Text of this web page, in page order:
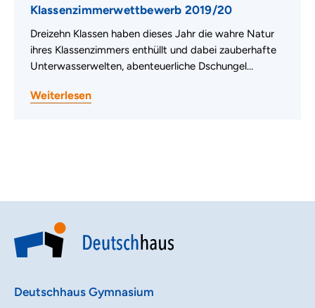
Klassenzimmerwettbewerb 2019/20
Dreizehn Klassen haben dieses Jahr die wahre Natur
ihres Klassenzimmers enthüllt und dabei zauberhafte
Unterwasserwelten, abenteuerliche Dschungel…
Weiterlesen
Deutschhaus Gymnasium